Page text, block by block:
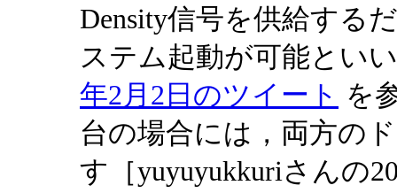
Density信号を供給する
ステム起動が可能とい
年2月2日のツイート を
台の場合には，両方の
す［yuyuyukkuriさんの